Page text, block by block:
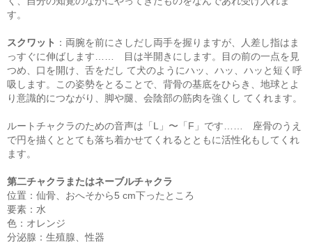
す。
スクワット ：両腕を前にさしだし両手を握りますが、人差し指はま
っすぐに伸ばします…… 目は半開きにします。目の前の一点を見
つめ、口を開け、舌をだし て犬のようにハッ、ハッ、ハッと短く呼
吸します。この姿勢をとることで、背骨の基底をひらき、地球とよ
り意識的につながり、脚や腿、会陰部の筋肉を強くし てくれます。
ルートチャクラのための音声は「L」〜「F」です…… 座骨のうえ
で円を描くととても落ち着かせてくれるとともに活性化もしてくれ
ます。
第二チャクラまたはネーブルチャクラ
位置：仙骨、おへそから5 cm下ったところ
要素：水
色：オレンジ
分泌腺：生殖腺、性器